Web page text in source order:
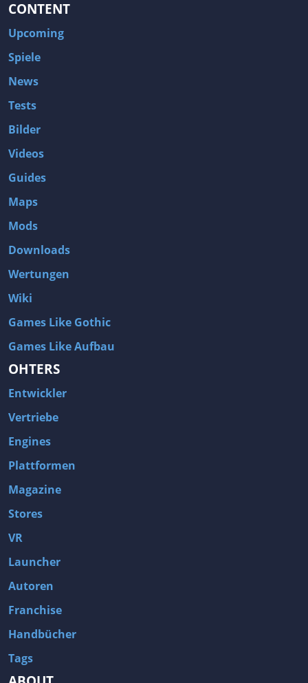
CONTENT
Upcoming
Spiele
News
Tests
Bilder
Videos
Guides
Maps
Mods
Downloads
Wertungen
Wiki
Games Like Gothic
Games Like Aufbau
OHTERS
Entwickler
Vertriebe
Engines
Plattformen
Magazine
Stores
VR
Launcher
Autoren
Franchise
Handbücher
Tags